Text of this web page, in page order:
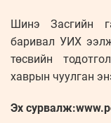
Шинэ Засгийн
баривал УИХ
төсвийн
хаврын чуулган
Эх